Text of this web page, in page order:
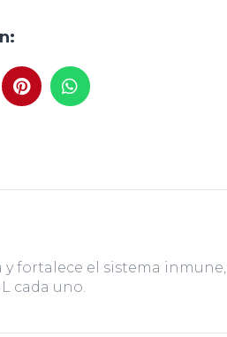
y fortalece el sistema inmune,
cada uno.